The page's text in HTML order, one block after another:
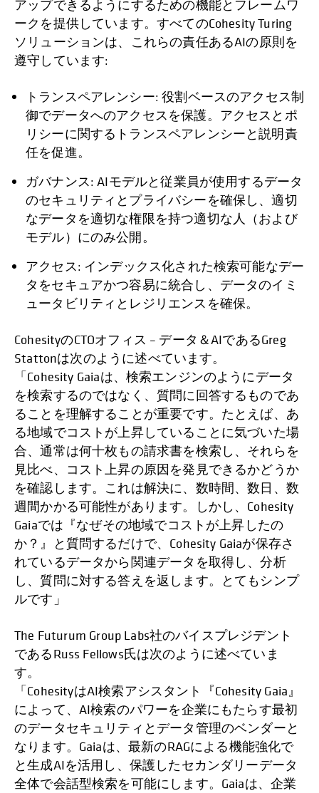
アップできるようにするための機能とフレームワ
ークを提供しています。すべてのCohesity Turing
ソリューションは、これらの責任あるAIの原則を
遵守しています:
トランスペアレンシー: 役割ベースのアクセス制
御でデータへのアクセスを保護。アクセスとポ
リシーに関するトランスペアレンシーと説明責
任を促進。
ガバナンス: AIモデルと従業員が使用するデータ
のセキュリティとプライバシーを確保し、適切
なデータを適切な権限を持つ適切な人（および
モデル）にのみ公開。
アクセス: インデックス化された検索可能なデー
タをセキュアかつ容易に統合し、データのイミ
ュータビリティとレジリエンスを確保。
CohesityのCTOオフィス – データ＆AIであるGreg
Stattonは次のように述べています。
「Cohesity Gaiaは、検索エンジンのようにデータ
を検索するのではなく、質問に回答するものであ
ることを理解することが重要です。たとえば、あ
る地域でコストが上昇していることに気づいた場
合、通常は何十枚もの請求書を検索し、それらを
見比べ、コスト上昇の原因を発見できるかどうか
を確認します。これは解決に、数時間、数日、数
週間かかる可能性があります。しかし、Cohesity
Gaiaでは『なぜその地域でコストが上昇したの
か？』と質問するだけで、Cohesity Gaiaが保存さ
れているデータから関連データを取得し、分析
し、質問に対する答えを返します。とてもシンプ
ルです」
The Futurum Group Labs社のバイスプレジデント
であるRuss Fellows氏は次のように述べていま
す。
「CohesityはAI検索アシスタント『Cohesity Gaia』
によって、AI検索のパワーを企業にもたらす最初
のデータセキュリティとデータ管理のベンダーと
なります。Gaiaは、最新のRAGによる機能強化で
と生成AIを活用し、保護したセカンダリーデータ
全体で会話型検索を可能にします。Gaiaは、企業